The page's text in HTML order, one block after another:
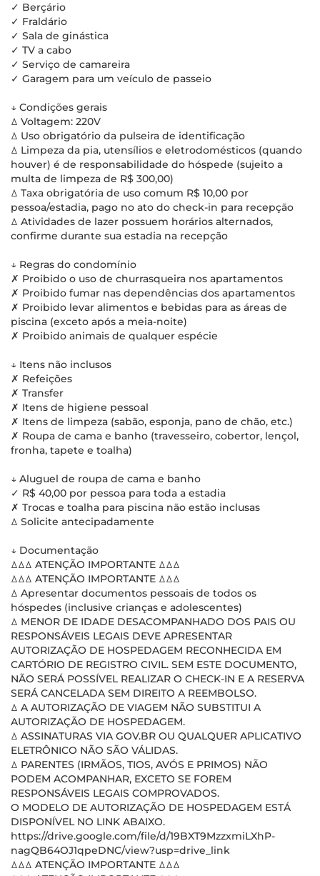
✓ Berçário
✓ Fraldário
✓ Sala de ginástica
✓ TV a cabo
✓ Serviço de camareira
✓ Garagem para um veículo de passeio
↓ Condições gerais
ꕔ Voltagem: 220V
ꕔ Uso obrigatório da pulseira de identificação
ꕔ Limpeza da pia, utensílios e eletrodomésticos (quando
houver) é de responsabilidade do hóspede (sujeito a
multa de limpeza de R$ 300,00)
ꕔ Taxa obrigatória de uso comum R$ 10,00 por
pessoa/estadia, pago no ato do check-in para recepção
ꕔ Atividades de lazer possuem horários alternados,
confirme durante sua estadia na recepção
↓ Regras do condomínio
✗ Proibido o uso de churrasqueira nos apartamentos
✗ Proibido fumar nas dependências dos apartamentos
✗ Proibido levar alimentos e bebidas para as áreas de
piscina (exceto após a meia-noite)
✗ Proibido animais de qualquer espécie
↓ Itens não inclusos
✗ Refeições
✗ Transfer
✗ Itens de higiene pessoal
✗ Itens de limpeza (sabão, esponja, pano de chão, etc.)
✗ Roupa de cama e banho (travesseiro, cobertor, lençol,
fronha, tapete e toalha)
↓ Aluguel de roupa de cama e banho
✓ R$ 40,00 por pessoa para toda a estadia
✗ Trocas e toalha para piscina não estão inclusas
ꕔ Solicite antecipadamente
↓ Documentação
ꕔꕔꕔ ATENÇÃO IMPORTANTE ꕔꕔꕔ
ꕔꕔꕔ ATENÇÃO IMPORTANTE ꕔꕔꕔ
ꕔ Apresentar documentos pessoais de todos os
hóspedes (inclusive crianças e adolescentes)
ꕔ MENOR DE IDADE DESACOMPANHADO DOS PAIS OU
RESPONSÁVEIS LEGAIS DEVE APRESENTAR
AUTORIZAÇÃO DE HOSPEDAGEM RECONHECIDA EM
CARTÓRIO DE REGISTRO CIVIL. SEM ESTE DOCUMENTO,
NÃO SERÁ POSSÍVEL REALIZAR O CHECK-IN E A RESERVA
SERÁ CANCELADA SEM DIREITO A REEMBOLSO.
ꕔ A AUTORIZAÇÃO DE VIAGEM NÃO SUBSTITUI A
AUTORIZAÇÃO DE HOSPEDAGEM.
ꕔ ASSINATURAS VIA GOV.BR OU QUALQUER APLICATIVO
ELETRÔNICO NÃO SÃO VÁLIDAS.
ꕔ PARENTES (IRMÃOS, TIOS, AVÓS E PRIMOS) NÃO
PODEM ACOMPANHAR, EXCETO SE FOREM
RESPONSÁVEIS LEGAIS COMPROVADOS.
O MODELO DE AUTORIZAÇÃO DE HOSPEDAGEM ESTÁ
DISPONÍVEL NO LINK ABAIXO.
https://drive.google.com/file/d/19BXT9MzzxmiLXhP-
nagQB64OJ1qpeDNC/view?usp=drive_link
ꕔꕔꕔ ATENÇÃO IMPORTANTE ꕔꕔꕔ